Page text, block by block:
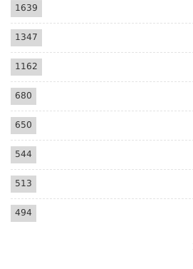
1639
1347
1162
680
650
544
513
494